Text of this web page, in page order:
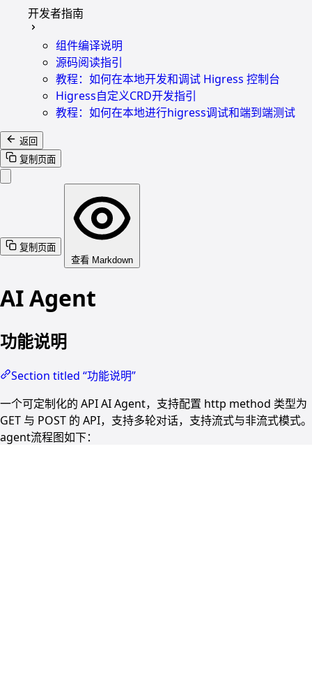
开发者指南
组件编译说明
源码阅读指引
教程：如何在本地开发和调试 Higress 控制台
Higress自定义CRD开发指引
教程：如何在本地进行higress调试和端到端测试
返回
复制页面
复制页面
查看 Markdown
AI Agent
功能说明
Section titled “功能说明”
一个可定制化的 API AI Agent，支持配置 http method 类型为
GET 与 POST 的 API，支持多轮对话，支持流式与非流式模式。
agent流程图如下：